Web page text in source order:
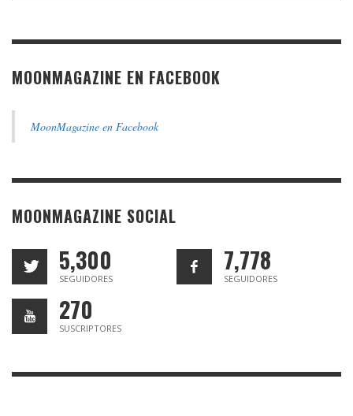
MOONMAGAZINE EN FACEBOOK
MoonMagazine en Facebook
MOONMAGAZINE SOCIAL
5,300
SEGUIDORES
7,778
SEGUIDORES
270
SUSCRIPTORES